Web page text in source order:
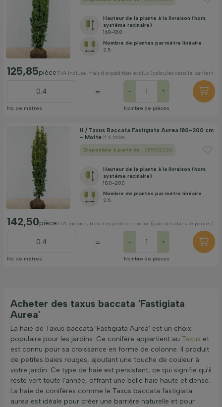
Hauteur de la plante à la livraison (hors
système racinaire)
160-180
Nombre de plantes par mètre linéaire
2.5
125,85pièceTVA incluse, frais d’expédition exclus (calculés dans le panier)
No. de mètres
= - +
Nombre de pièces
If / Taxus Baccata Fastigiata Aurea 180-200 cm
- Motte If à baies
Disponible à partir du : 21/09/2026
Hauteur de la plante à la livraison (hors
système racinaire)
180-200
Nombre de plantes par mètre linéaire
2.5
142,50pièceTVA incluse, frais d’expédition exclus (calculés dans le panier)
No. de mètres
= - +
Nombre de pièces
Acheter des taxus baccata 'Fastigiata
Aurea'
La haie de Taxus baccata 'Fastigiata Aurea' est un choix
populaire pour les jardins. Ce conifère appartient au Taxus et
est connu pour sa croissance en forme de colonne. Il produit
de petites baies rouges, ajoutant une touche de couleur à
votre jardin. Ce type de haie est persistant, ce qui signifie qu'il
reste vert toute l'année, offrant une belle haie haute et dense.
La haie de conifères comme le Taxus baccata fastigiata
aurea est idéale pour créer une barrière naturelle et pour